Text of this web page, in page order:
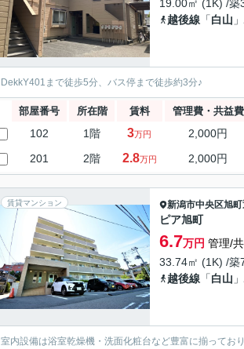
19.00㎡ (1K) /築
越後線 「白山
DekkY401まで徒歩5分、バス停まで徒歩約3分♪
部屋番号 所在階 賃料 管理費・共益費
102 1階 3万円 2,000円
201 2階 2.8万円 2,000円
賃貸マンション 新潟市中央区旭
ピア旭町
6.7万円 管理/
33.74㎡ (1K) /築
越後線 「白山
室内設備は浴室乾燥機・洗面化粧台など豊富に揃ってお